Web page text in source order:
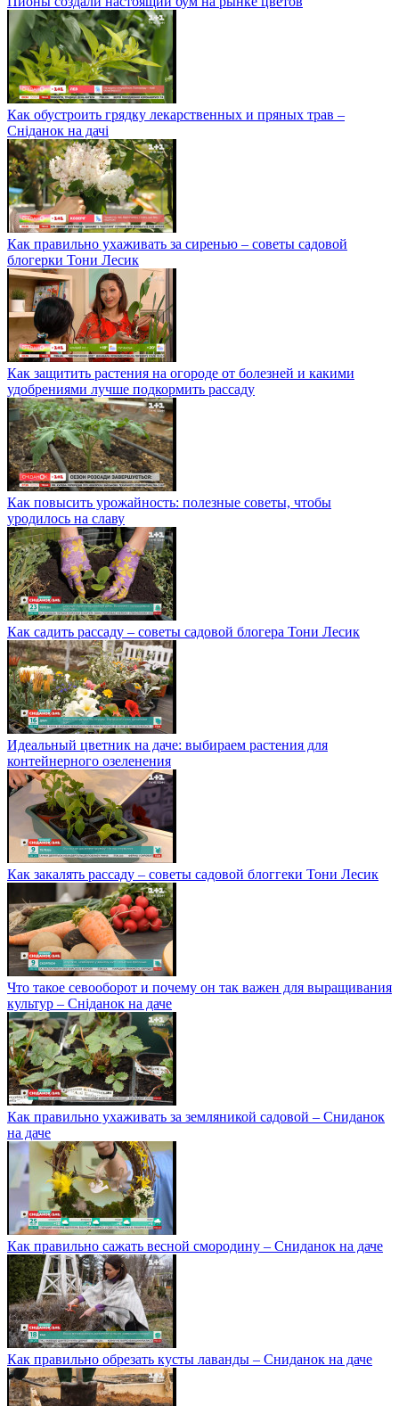
Как обустроить грядку лекарственных и пряных трав –
Сніданок на дачі
Как правильно ухаживать за сиренью – советы садовой
блогерки Тони Лесик
Как защитить растения на огороде от болезней и какими
удобрениями лучше подкормить рассаду
Как повысить урожайность: полезные советы, чтобы
уродилось на славу
Как садить рассаду – советы садовой блогера Тони Лесик
Идеальный цветник на даче: выбираем растения для
контейнерного озеленения
Как закалять рассаду – советы садовой блоггеки Тони Лесик
Что такое севооборот и почему он так важен для выращивания
культур – Сніданок на даче
Как правильно ухаживать за земляникой садовой – Сниданок
на даче
Как правильно сажать весной смородину – Сниданок на даче
Как правильно обрезать кусты лаванды – Сниданок на даче